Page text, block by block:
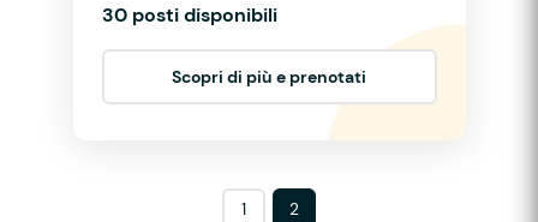
30 posti disponibili
Scopri di più e prenotati
1 2